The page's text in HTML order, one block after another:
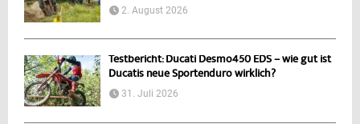
2. August 2026
Testbericht: Ducati Desmo450 EDS – wie gut ist
Ducatis neue Sportenduro wirklich?
31. Juli 2026